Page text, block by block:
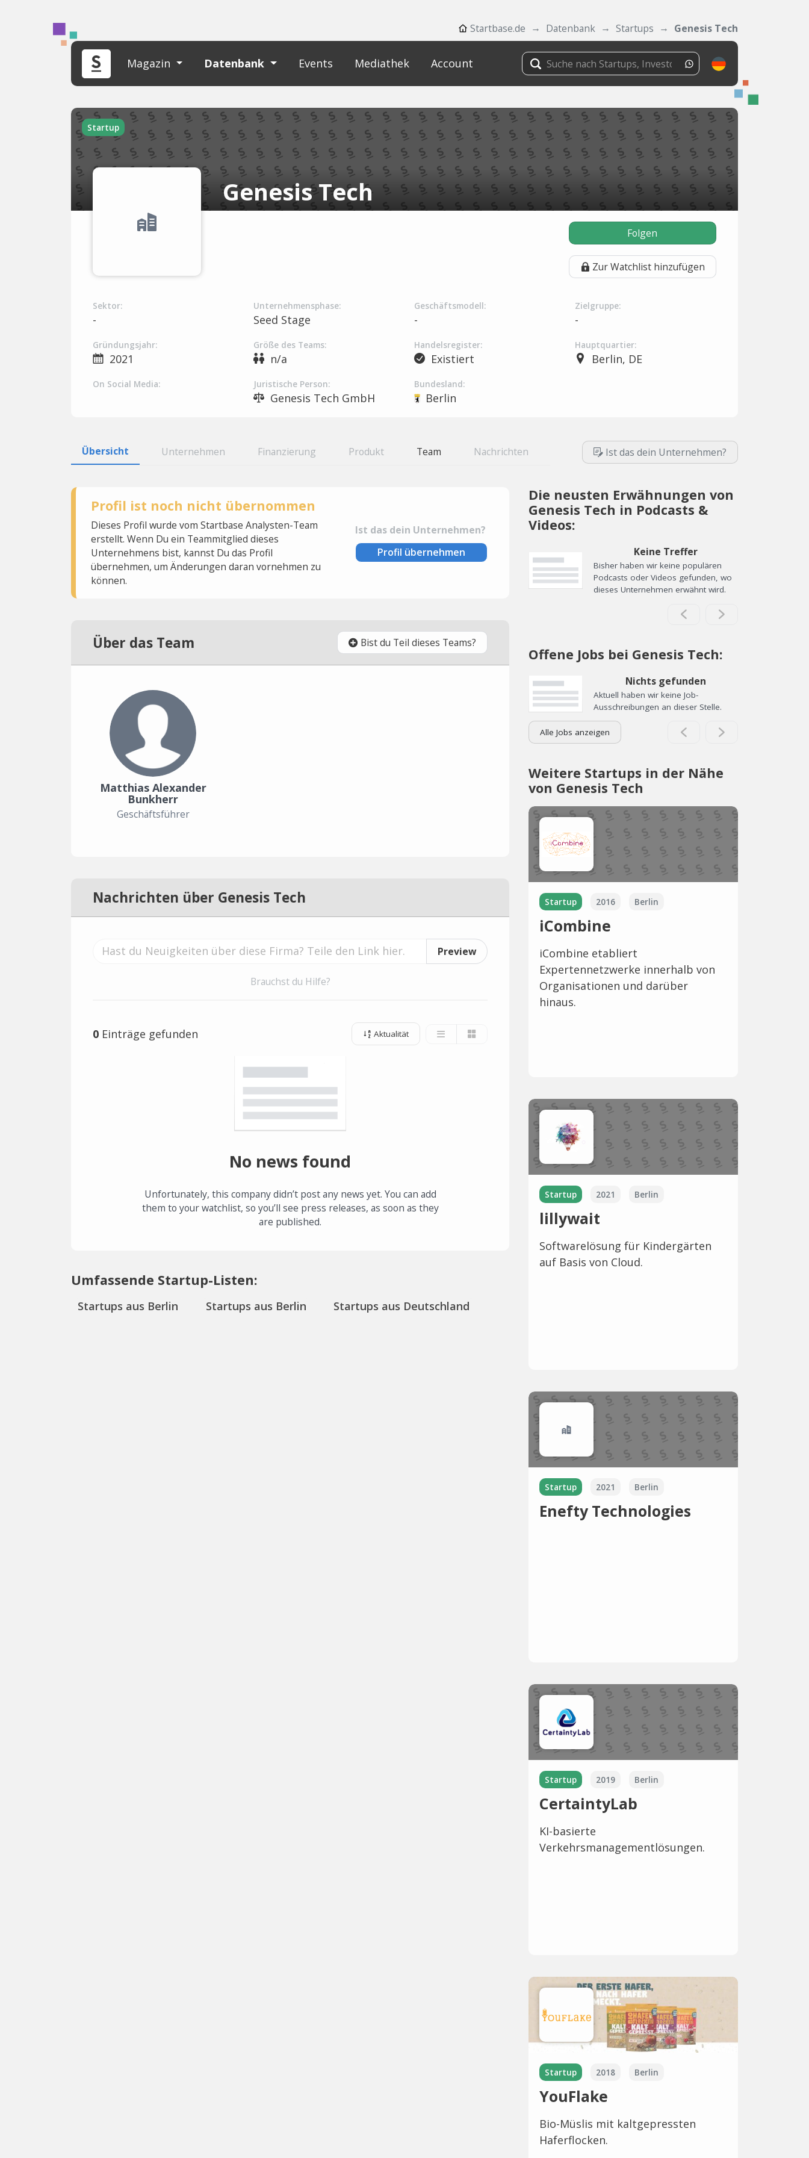
Startbase.de Datenbank Startups Genesis Tech
Magazin Datenbank Events Mediathek Account
Startup
Genesis Tech
Folgen
Zur Watchlist hinzufügen
Sektor:
-
Unternehmensphase:
Seed Stage
Geschäftsmodell:
-
Zielgruppe:
-
Gründungsjahr:
2021
Größe des Teams:
n/a
Handelsregister:
Existiert
Hauptquartier:
Berlin, DE
On Social Media: Juristische Person:
Genesis Tech GmbH
Bundesland:
Berlin
Übersicht Unternehmen Finanzierung Produkt Team Nachrichten Ist das dein Unternehmen?
Profil ist noch nicht übernommen
Dieses Profil wurde vom Startbase Analysten-Team
erstellt. Wenn Du ein Teammitglied dieses
Unternehmens bist, kannst Du das Profil
übernehmen, um Änderungen daran vornehmen zu
können.
Ist das dein Unternehmen?
Profil übernehmen
Über das Team Bist du Teil dieses Teams?
Matthias Alexander
Bunkherr
Geschäftsführer
Nachrichten über Genesis Tech
Preview
Brauchst du Hilfe?
0 Einträge gefunden Aktualität
No news found
Unfortunately, this company didn’t post any news yet. You can add
them to your watchlist, so you’ll see press releases, as soon as they
are published.
Umfassende Startup-Listen:
Startups aus Berlin Startups aus Berlin Startups aus Deutschland
Die neusten Erwähnungen von
Genesis Tech in Podcasts &
Videos:
Keine Treffer
Bisher haben wir keine populären
Podcasts oder Videos gefunden, wo
dieses Unternehmen erwähnt wird.
Offene Jobs bei Genesis Tech:
Nichts gefunden
Aktuell haben wir keine Job-
Ausschreibungen an dieser Stelle.
Alle Jobs anzeigen
Weitere Startups in der Nähe
von Genesis Tech
Startup 2016 Berlin
iCombine
iCombine etabliert
Expertennetzwerke innerhalb von
Organisationen und darüber
hinaus.
Startup 2021 Berlin
lillywait
Softwarelösung für Kindergärten
auf Basis von Cloud.
Startup 2021 Berlin
Enefty Technologies
Startup 2019 Berlin
CertaintyLab
KI-basierte
Verkehrsmanagementlösungen.
Startup 2018 Berlin
YouFlake
Bio-Müslis mit kaltgepressten
Haferflocken.